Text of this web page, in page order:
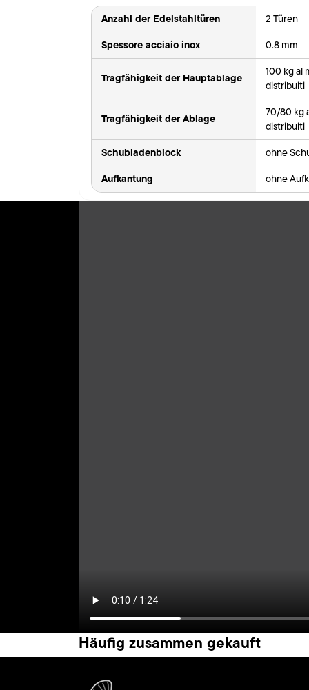
Anzahl der Edelstahltüren 2 Türen
Spessore acciaio inox 0.8 mm
Tragfähigkeit der Hauptablage
100 kg al
distribuiti
Tragfähigkeit der Ablage
70/80 kg
distribuiti
Schubladenblock ohne
Aufkantung ohne
Häufig zusammen gekauft